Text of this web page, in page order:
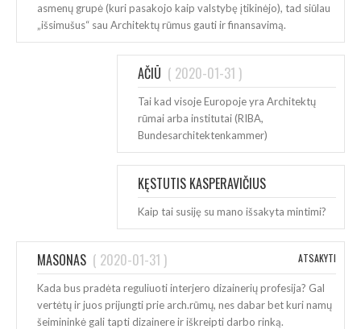
asmenų grupė (kuri pasakojo kaip valstybę įtikinėjo), tad siūlau
„išsimušus“ sau Architektų rūmus gauti ir finansavimą.
AČIŪ ( 2020-01-31 )
Tai kad visoje Europoje yra Architektų
rūmai arba institutai (RIBA,
Bundesarchitektenkammer)
KĘSTUTIS KASPERAVIČIUS
(2020-01-31)
Kaip tai susiję su mano išsakyta mintimi?
MASONAS ( 2020-01-31 ) ATSAKYTI
Kada bus pradėta reguliuoti interjero dizainerių profesija? Gal
vertėtų ir juos prijungti prie arch.rūmų, nes dabar bet kuri namų
šeimininkė gali tapti dizainere ir iškreipti darbo rinką.